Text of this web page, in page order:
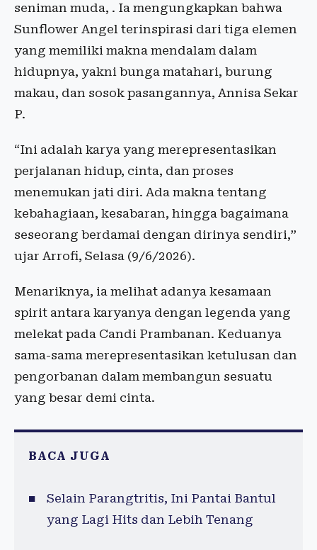
seniman muda, . Ia mengungkapkan bahwa
Sunflower Angel terinspirasi dari tiga elemen
yang memiliki makna mendalam dalam
hidupnya, yakni bunga matahari, burung
makau, dan sosok pasangannya, Annisa Sekar
P.
“Ini adalah karya yang merepresentasikan
perjalanan hidup, cinta, dan proses
menemukan jati diri. Ada makna tentang
kebahagiaan, kesabaran, hingga bagaimana
seseorang berdamai dengan dirinya sendiri,”
ujar Arrofi, Selasa (9/6/2026).
Menariknya, ia melihat adanya kesamaan
spirit antara karyanya dengan legenda yang
melekat pada Candi Prambanan. Keduanya
sama-sama merepresentasikan ketulusan dan
pengorbanan dalam membangun sesuatu
yang besar demi cinta.
BACA JUGA
Selain Parangtritis, Ini Pantai Bantul
yang Lagi Hits dan Lebih Tenang